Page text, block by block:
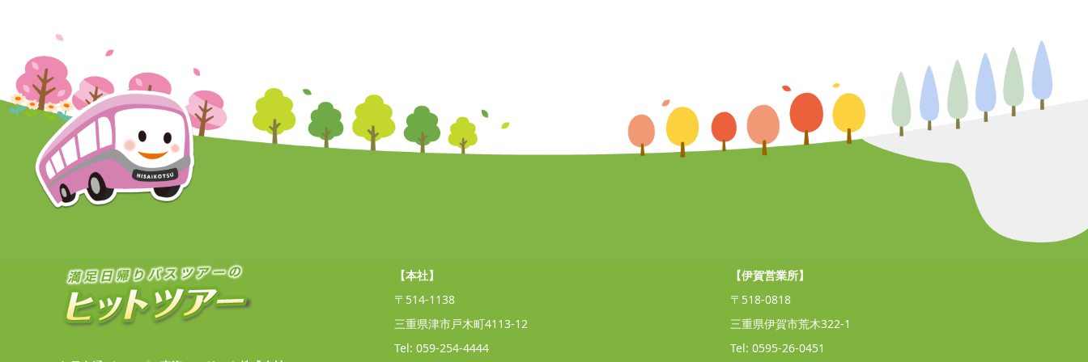
【本社】
〒514-1138
三重県津市戸木町4113-12
Tel: 059-254-4444
【伊賀営業所】
〒518-0818
三重県伊賀市荒木322-1
Tel: 0595-26-0451